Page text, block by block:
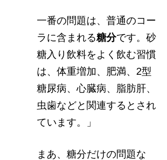
一番の問題は、普通のコー
ラに含まれる糖分です。砂
糖入り飲料をよく飲む習慣
は、体重増加、肥満、2型
糖尿病、心臓病、脂肪肝、
虫歯などと関連するとされ
ています。」
まあ、糖分だけの問題な